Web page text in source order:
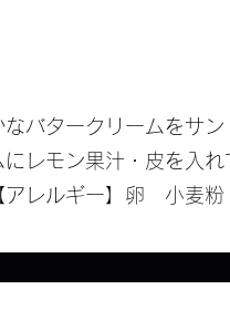
タークリームをサ
にレモン果汁・皮
レルギー】卵 小麦粉